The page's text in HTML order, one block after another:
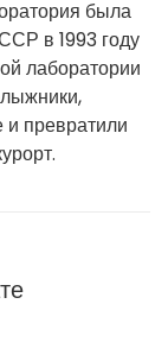
была
в 1993 году
лаборатории
превратили